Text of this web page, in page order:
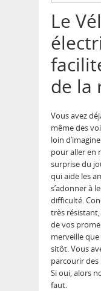
Le
de la
Vous avez
même des
loin
pour aller en
surprise du
qui aide les
s’adonner à
difficulté.
très
de vos
merveille que
sitôt. Vous
parcourir
Si oui, alors
faut.